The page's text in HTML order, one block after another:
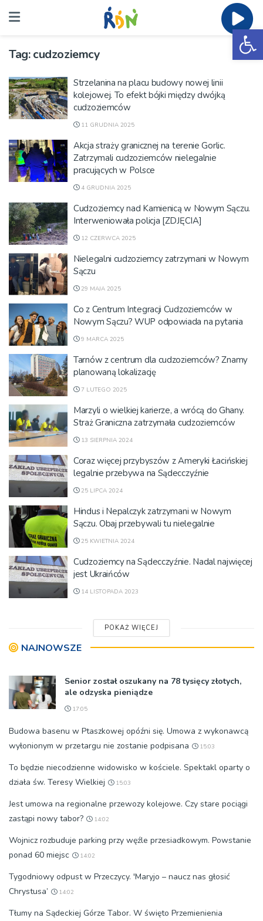
Tag:cudzoziemcy
Strzelanina na placu budowy nowej linii
kolejowej. To efekt bójki między dwójką
cudzoziemców
11 GRUDNIA 2025
Akcja straży granicznej na terenie Gorlic.
Zatrzymali cudzoziemców nielegalnie
pracujących w Polsce
4 GRUDNIA 2025
Cudzoziemcy nad Kamienicą w Nowym Sączu.
Interweniowała policja [ZDJĘCIA]
12 CZERWCA 2025
Nielegalni cudzoziemcy zatrzymani w Nowym
Sączu
29 MAJA 2025
Co z Centrum Integracji Cudzoziemców w
Nowym Sączu? WUP odpowiada na pytania
9 MARCA 2025
Tarnów z centrum dla cudzoziemców? Znamy
planowaną lokalizację
7 LUTEGO 2025
Marzyli o wielkiej karierze, a wrócą do Ghany.
Straż Graniczna zatrzymała cudzoziemców
13 SIERPNIA 2024
Coraz więcej przybyszów z Ameryki Łacińskiej
legalnie przebywa na Sądecczyźnie
25 LIPCA 2024
Hindus i Nepalczyk zatrzymani w Nowym
Sączu. Obaj przebywali tu nielegalnie
25 KWIETNIA 2024
Cudzoziemcy na Sądecczyźnie. Nadal najwięcej
jest Ukraińców
14 LISTOPADA 2023
POKAŻ WIĘCEJ
NAJNOWSZE
Senior został oszukany na 78 tysięcy złotych,
ale odzyska pieniądze
17:05
Budowa basenu w Ptaszkowej opóźni się. Umowa z wykonawcą
wyłonionym w przetargu nie zostanie podpisana
15:03
To będzie niecodzienne widowisko w kościele. Spektakl oparty o
działa św. Teresy Wielkiej
15:03
Jest umowa na regionalne przewozy kolejowe. Czy stare pociągi
zastąpi nowy tabor?
14:02
Wojnicz rozbuduje parking przy węźle przesiadkowym. Powstanie
ponad 60 miejsc
14:02
Tygodniowy odpust w Przeczycy. 'Maryjo – naucz nas głosić
Chrystusa’
14:02
Tłumy na Sądeckiej Górze Tabor. W święto Przemienienia